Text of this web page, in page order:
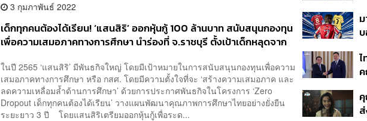
3 กุมภาพันธ์ 2022
เด็กทุกคนต้องได้เรียน! ‘แสนสิริ’ ออกหุ้นกู้ 100 ล้านบาท สนับสนุนกองทุน
เพื่อความเสมอภาคทางการศึกษา นำร่องที่ จ.ราชบุรี ตั้งเป้าเด็กหลุดจาก
ในปี 2565 ‘แสนสิริ’ มีพันธกิจใหญ่ โดยมีเป้าหมายในการสนับสนุนกองทุนเพื่อความ
เสมอภาคทางการศึกษา หรือ กสศ. โดยมีความตั้งใจที่จะ ‘สร้างความเสมอภาค และ
ลดความเหลื่อมล้ำด้านการศึกษา’ ด้วยการประกาศพันธกิจในโครงการ ‘Zero
Dropout เด็กทุกคนต้องได้เรียน’ วางแผนพัฒนาคุณภาพการศึกษาไทยอย่างยั่งยืน
ระยะยาว 3 ปี โดยแสนสิริเตรียมออกหุ้นกู้เพื่อระด...